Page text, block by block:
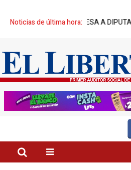
Noticias de última hora:
DE REPRESA A DIPUTADOS